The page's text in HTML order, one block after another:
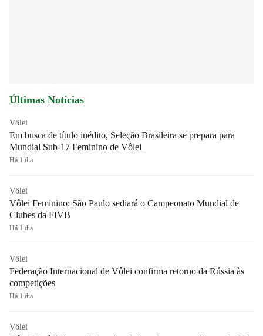
Últimas Notícias
Vôlei
Em busca de título inédito, Seleção Brasileira se prepara para
Mundial Sub-17 Feminino de Vôlei
Há 1 dia
Vôlei
Vôlei Feminino: São Paulo sediará o Campeonato Mundial de
Clubes da FIVB
Há 1 dia
Vôlei
Federação Internacional de Vôlei confirma retorno da Rússia às
competições
Há 1 dia
Vôlei